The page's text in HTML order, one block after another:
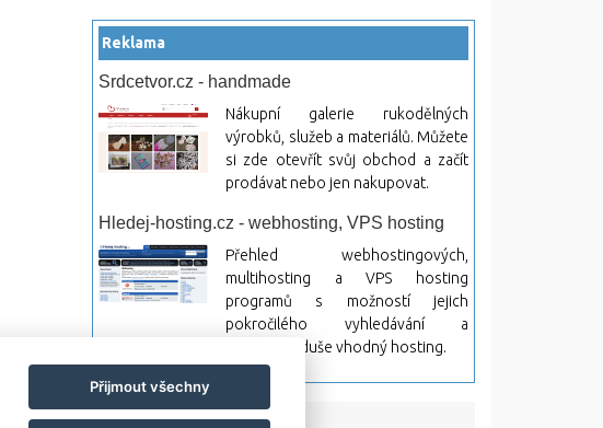
Reklama
Srdcetvor.cz - handmade
Nákupní galerie rukodělných
výrobků, služeb a materiálů. Můžete
si zde otevřít svůj obchod a začít
prodávat nebo jen nakupovat.
Hledej-hosting.cz - webhosting, VPS hosting
Přehled webhostingových,
multihosting a VPS hosting
programů s možností jejich
pokročilého vyhledávání a
porovnávání. Najděte si jednoduše vhodný hosting.
Kontakt
Přijmout všechny